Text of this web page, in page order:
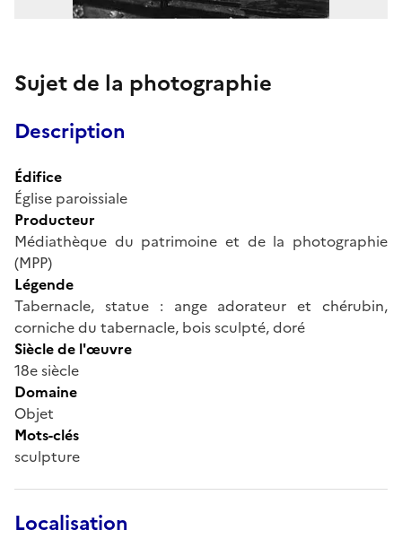
Sujet de la photographie
Description
Édifice
Église paroissiale
Producteur
Médiathèque du patrimoine et de la photographie
(MPP)
Légende
Tabernacle, statue : ange adorateur et chérubin,
corniche du tabernacle, bois sculpté, doré
Siècle de l'œuvre
18e siècle
Domaine
Objet
Mots-clés
sculpture
Localisation